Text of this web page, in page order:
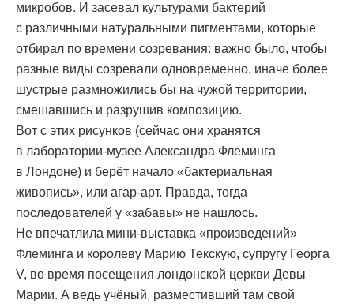
микробов. И засевал культурами бактерий
с различными натуральными пигментами, которые
отбирал по времени созревания: важно было, чтобы
разные виды созревали одновременно, иначе более
шустрые размножились бы на чужой территории,
смешавшись и разрушив композицию.
Вот с этих рисунков (сейчас они хранятся
в лаборатории-музее Александра Флеминга
в Лондоне) и берёт начало «бактериальная
живопись», или агар-арт. Правда, тогда
последователей у «забавы» не нашлось.
Не впечатлила мини-выставка «произведений»
Флеминга и королеву Марию Текскую, супругу Георга
V, во время посещения лондонской церкви Девы
Марии. А ведь учёный, разместивший там свой